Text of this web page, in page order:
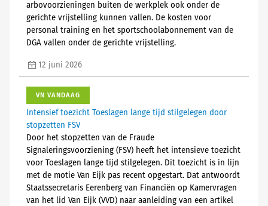
arbovoorzieningen buiten de werkplek ook onder de
gerichte vrijstelling kunnen vallen. De kosten voor
personal training en het sportschoolabonnement van de
DGA vallen onder de gerichte vrijstelling.
12 juni 2026
VN VANDAAG
Intensief toezicht Toeslagen lange tijd stilgelegen door
stopzetten FSV
Door het stopzetten van de Fraude
Signaleringsvoorziening (FSV) heeft het intensieve toezicht
voor Toeslagen lange tijd stilgelegen. Dit toezicht is in lijn
met de motie Van Eijk pas recent opgestart. Dat antwoordt
Staatssecretaris Eerenberg van Financiën op Kamervragen
van het lid Van Eijk (VVD) naar aanleiding van een artikel